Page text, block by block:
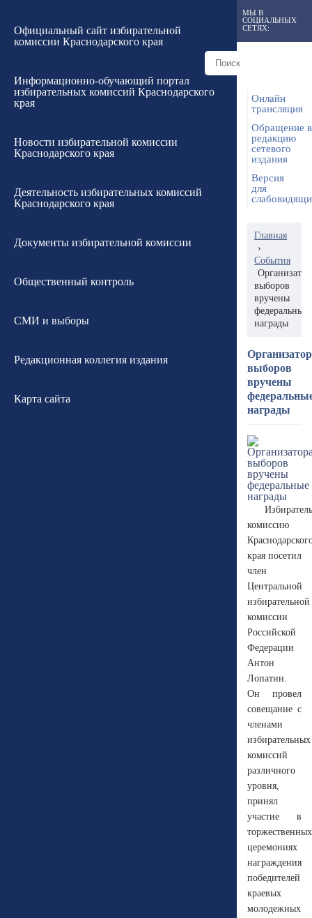
Официальный сайт избирательной
комиссии Краснодарского края
Информационно-обучающий портал
избирательных комиссий Краснодарского
края
Новости избирательной комиссии
Краснодарского края
Деятельность избирательных комиссий
Краснодарского края
Документы избирательной комиссии
Общественный контроль
СМИ и выборы
Редакционная коллегия издания
Карта сайта
МЫ В
СОЦИАЛЬНЫХ
СЕТЯХ:
Онлайн
трансляция
Обращение в
редакцию
сетевого
издания
Версия
для
Главная
›
События
выборов
вручены
федеральные
награды
выборов
вручены
награды
комиссию
края посетил
член
Центральной
избирательной
комиссии
Российской
Федерации
Антон
Лопатин.
Он провел
совещание с
членами
избирательных
комиссий
различного
уровня,
принял
участие в
торжественных
церемониях
награждения
победителей
краевых
молодежных